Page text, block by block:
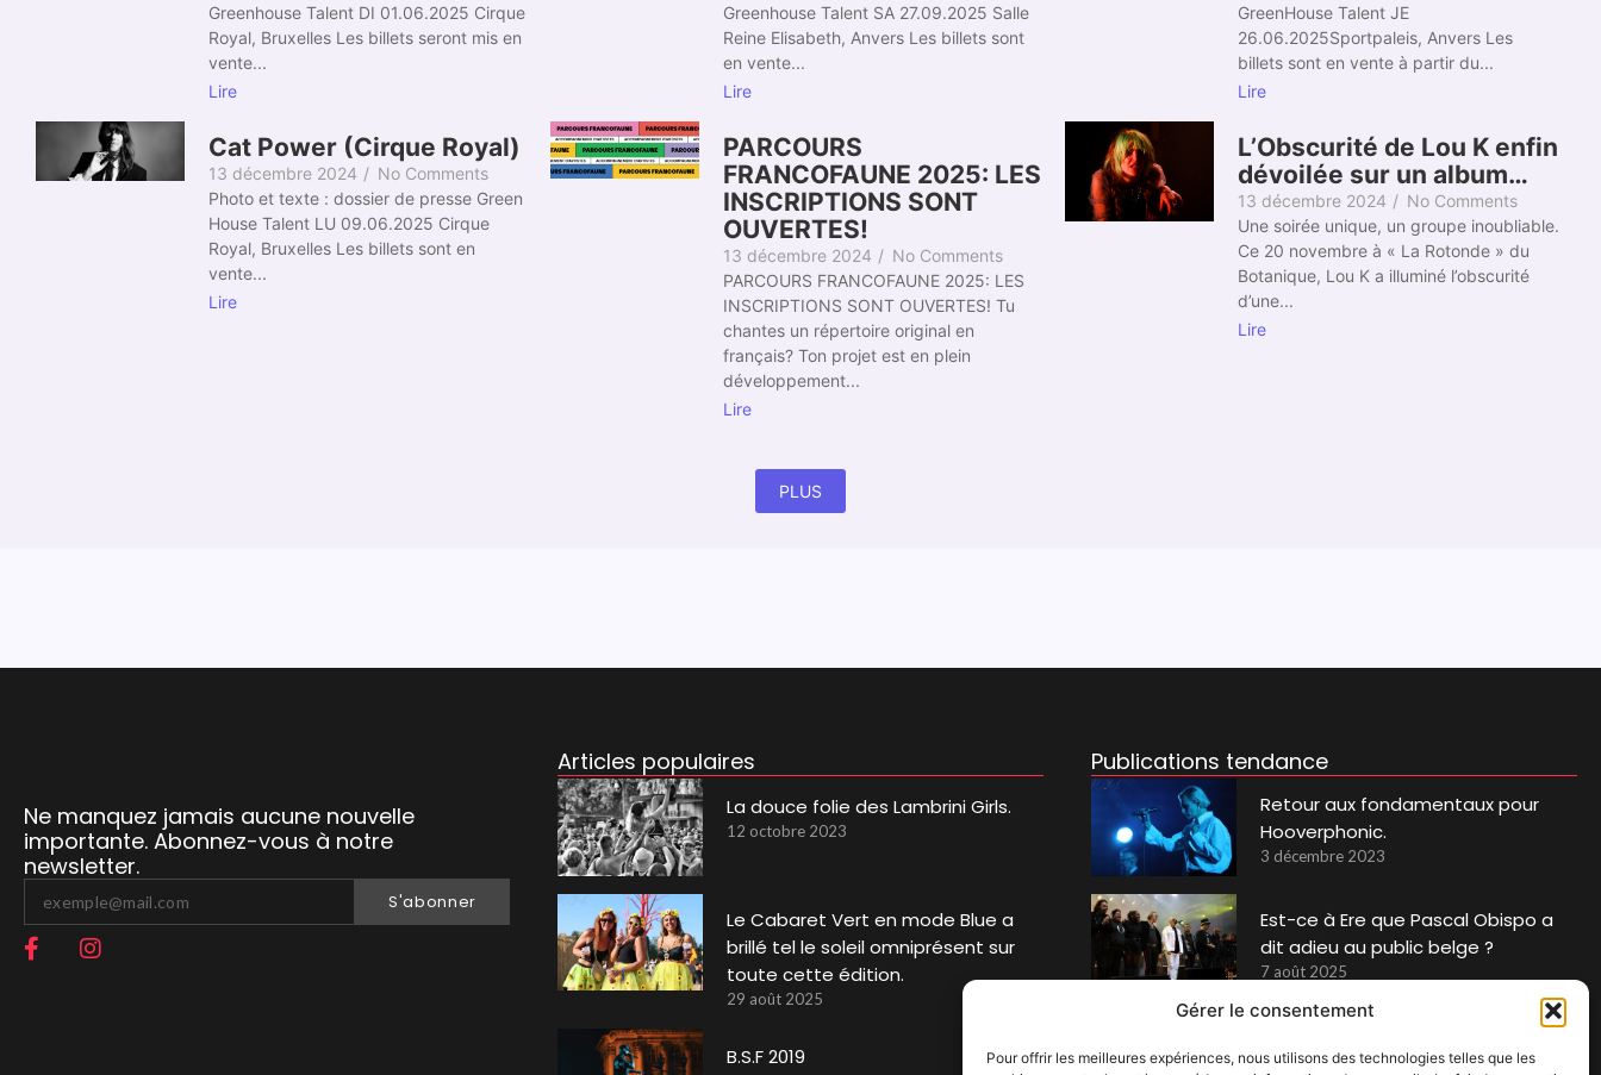
Gérer le consentement
Pour offrir les meilleures expériences, nous utilisons des technologies telles que les
Greenhouse Talent DI 01.06.2025 Cirque
Royal, Bruxelles Les billets seront mis en
vente...
Lire
Greenhouse Talent SA 27.09.2025 Salle
Reine Elisabeth, Anvers Les billets sont
en vente...
Lire
GreenHouse Talent JE
26.06.2025Sportpaleis, Anvers Les
billets sont en vente à partir du...
Lire
Cat Power (Cirque Royal)
13 décembre 2024 / No Comments
Photo et texte : dossier de presse Green
House Talent LU 09.06.2025 Cirque
Royal, Bruxelles Les billets sont en
vente...
Lire
PARCOURS
FRANCOFAUNE 2025: LES
INSCRIPTIONS SONT
OUVERTES!
13 décembre 2024 / No Comments
PARCOURS FRANCOFAUNE 2025: LES
INSCRIPTIONS SONT OUVERTES! Tu
chantes un répertoire original en
français? Ton projet est en plein
développement...
Lire
L’Obscurité de Lou K enfin
dévoilée sur un album…
13 décembre 2024 / No Comments
Une soirée unique, un groupe inoubliable.
Ce 20 novembre à « La Rotonde » du
Botanique, Lou K a illuminé l’obscurité
d’une...
Lire
PLUS
Ne manquez jamais aucune nouvelle
importante. Abonnez-vous à notre
newsletter.
S'abonner
Articles populaires
La douce folie des Lambrini Girls.
12 octobre 2023
Le Cabaret Vert en mode Blue a
brillé tel le soleil omniprésent sur
toute cette édition.
29 août 2025
B.S.F 2019
Publications tendance
Retour aux fondamentaux pour
Hooverphonic.
3 décembre 2023
Est-ce à Ere que Pascal Obispo a
dit adieu au public belge ?
7 août 2025
Le Feel Good festival : plus de 20
000 festivaliers attendus sur la